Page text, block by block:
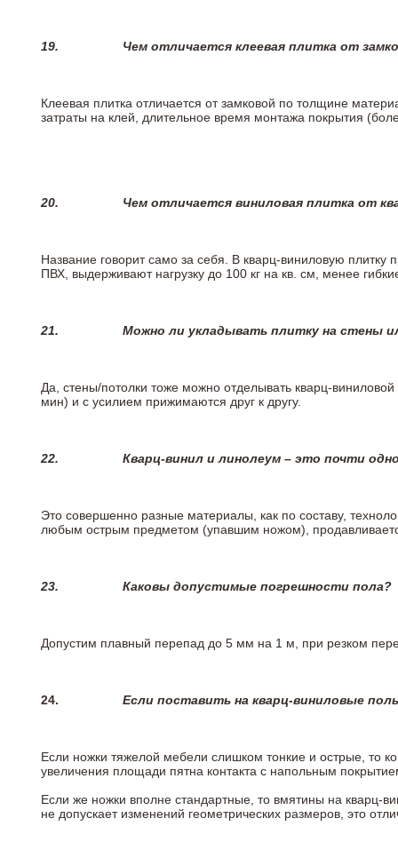
19. Чем отличается клеевая плитка от
Клеевая плитка отличается от замковой по толщине
затраты на клей, длительное время монтажа покрытия
20. Чем отличается виниловая плитка от
Название говорит само за себя. В кварц-виниловую
ПВХ, выдерживают нагрузку до 100 кг на кв. см, менее
21. Можно ли укладывать плитку на стены
Да, стены/потолки тоже можно отделывать кварц-
мин) и с усилием прижимаются друг к другу.
22. Кварц-винил и линолеум – это почти
Это совершенно разные материалы, как по составу,
любым острым предметом (упавшим ножом),
23. Каковы допустимые погрешности пола?
Допустим плавный перепад до 5 мм на 1 м, при резком
24. Если поставить на кварц-виниловые
Если ножки тяжелой мебели слишком тонкие и острые, то
увеличения площади пятна контакта с напольным
Если же ножки вполне стандартные, то вмятины на кварц-
не допускает изменений геометрических размеров, это